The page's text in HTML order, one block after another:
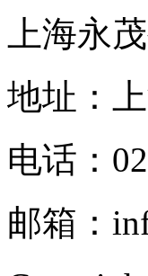
上海永
地址：
电话：
邮箱：